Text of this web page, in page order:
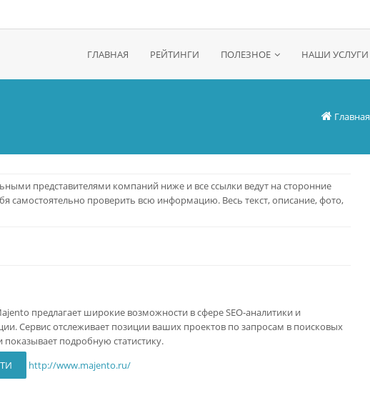
ГЛАВНАЯ РЕЙТИНГИ ПОЛЕЗНОЕ НАШИ УСЛУГИ
Главная
представителями компаний ниже и все ссылки ведут на сторонние
самостоятельно проверить всю информацию. Весь текст, описание, фото,
предлагает широкие возможности в сфере SEO-аналитики и
Сервис отслеживает позиции ваших проектов по запросам в поисковых
показывает подробную статистику.
http://www.majento.ru/